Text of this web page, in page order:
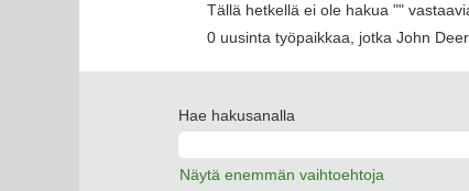
Tällä hetkellä ei ole hakua ""
0 uusinta työpaikkaa, jotka John
Hae hakusanalla
Näytä enemmän vaihtoehtoja